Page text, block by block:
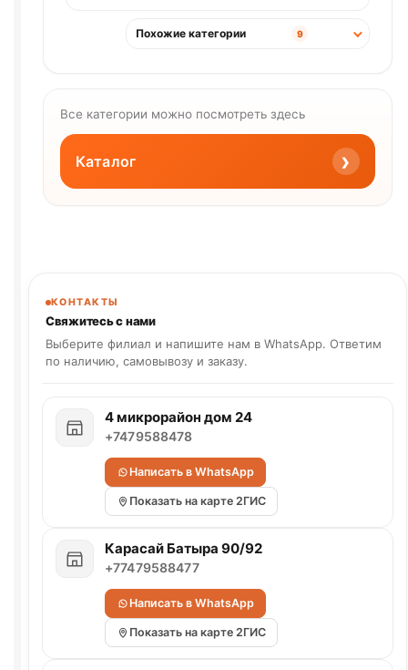
Похожие категории 9
Все категории можно посмотреть здесь
Каталог ›
КОНТАКТЫ
Свяжитесь с нами
Выберите филиал и напишите нам в WhatsApp. Ответим
по наличию, самовывозу и заказу.
4 микрорайон дом 24
+7479588478
Написать в WhatsApp
Показать на карте 2ГИС
Карасай Батыра 90/92
+77479588477
Написать в WhatsApp
Показать на карте 2ГИС